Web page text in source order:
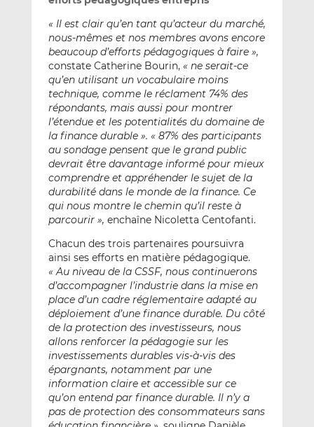
« Il est clair qu’en tant qu’acteur du marché,
nous-mêmes et nos membres avons encore
beaucoup d’efforts pédagogiques à faire »,
constate Catherine Bourin, « ne serait-ce
qu’en utilisant un vocabulaire moins
technique, comme le réclament 74% des
répondants, mais aussi pour montrer
l’étendue et les potentialités du domaine de
la finance durable ». « 87% des participants
au sondage pensent que le grand public
devrait être davantage informé pour mieux
comprendre et appréhender le sujet de la
durabilité dans le monde de la finance. Ce
qui nous montre le chemin qu’il reste à
parcourir », enchaîne Nicoletta Centofanti.
Chacun des trois partenaires poursuivra
ainsi ses efforts en matière pédagogique.
« Au niveau de la CSSF, nous continuerons
d’accompagner l’industrie dans la mise en
place d’un cadre réglementaire adapté au
déploiement d’une finance durable. Du côté
de la protection des investisseurs, nous
allons renforcer la pédagogie sur les
investissements durables vis-à-vis des
épargnants, notamment par une
information claire et accessible sur ce
qu’on entend par finance durable. Il n’y a
pas de protection des consommateurs sans